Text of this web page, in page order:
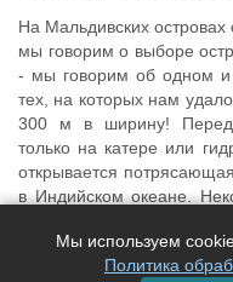
Мы используем
Политика
На Мальдивских островах
мы говорим о выборе
- мы говорим об одном
тех, на которых нам
300 м в ширину!
только на катере или
открывается
в Индийском океане.
жизнь! Первый полет
островами - это ни